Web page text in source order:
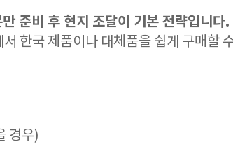
준비 후 현지 조달이 기본 전략입니다.
한국 제품이나 대체품을 쉽게 구매할
경우)